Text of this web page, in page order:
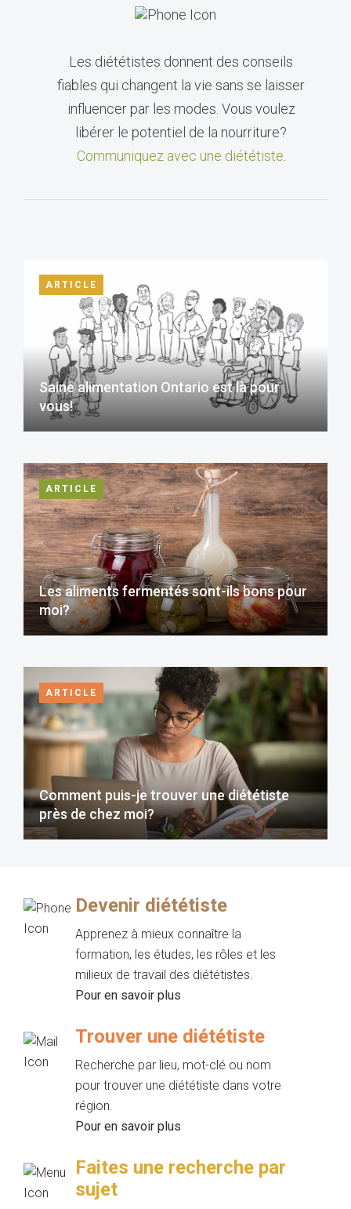
Les diététistes donnent des conseils
fiables qui changent la vie sans se laisser
influencer par les modes. Vous voulez
libérer le potentiel de la nourriture?
Communiquez avec une diététiste
ARTICLE
Saine alimentation Ontario est là pour
vous!
ARTICLE
Les aliments fermentés sont-ils bons pour
moi?
ARTICLE
Comment puis-je trouver une diététiste
près de chez moi?
Devenir diététiste
Apprenez à mieux connaître la
formation, les études, les rôles et les
milieux de travail des diététistes.
Pour en savoir plus
Trouver une diététiste
Recherche par lieu, mot-clé ou nom
pour trouver une diététiste dans votre
région.
Pour en savoir plus
Faites une recherche par
sujet